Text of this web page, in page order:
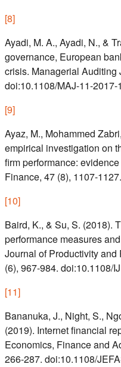
[8]
Ayadi, M. A., Ayadi, N., &
governance, European
crisis. Managerial Auditing
doi:10.1108/MAJ-11-2017-
[9]
Ayaz, M., Mohammed
empirical investigation on
firm performance:
Finance, 47 (8), 1107-
[10]
Baird, K., & Su, S. (2018).
performance measures
Journal of Productivity
(6), 967-984. doi:10.1108/
[11]
Bananuka, J., Night, S.,
(2019). Internet financial
Economics, Finance and
266-287. doi:10.1108/